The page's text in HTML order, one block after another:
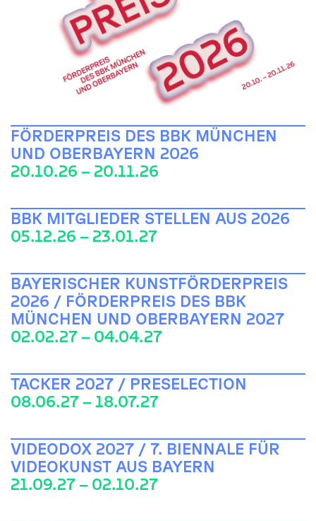
FÖRDERPREIS DES BBK MÜNCHEN
UND OBERBAYERN 2026
20.10.26 – 20.11.26
BBK MITGLIEDER STELLEN AUS 2026
05.12.26 – 23.01.27
BAYERISCHER KUNSTFÖRDERPREIS
2026 / FÖRDERPREIS DES BBK
MÜNCHEN UND OBERBAYERN 2027
02.02.27 – 04.04.27
TACKER 2027 / PRESELECTION
08.06.27 – 18.07.27
VIDEODOX 2027 / 7. BIENNALE FÜR
VIDEOKUNST AUS BAYERN
21.09.27 – 02.10.27